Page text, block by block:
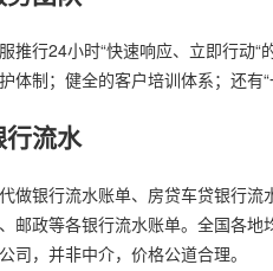
推行24小时“快速响应、立即行动
体制；健全的客户培训体系；还有
流水
做银行流水账单、房贷车贷银行
邮政等各银行流水账单。全国各
司，并非中介，价格公道合理。